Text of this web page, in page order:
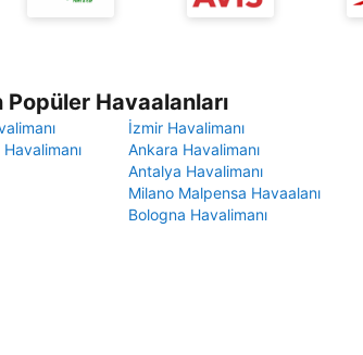
Popüler Havaalanları
İzmir Havalimanı
Ankara Havalimanı
Antalya Havalimanı
Milano Malpensa Havaalanı
Bologna Havalimanı